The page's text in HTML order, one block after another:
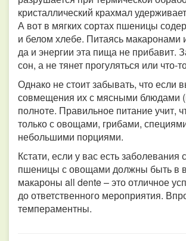
кристаллический крахмал
А вот в мягких сортах пшеницы
и белом хлебе. Питаясь макаронами
да и энергии эта пища не прибавит.
сон, а не тянет прогуляться или что-
Однако не стоит забывать, что если
совмещения их с мясными блюдами
полноте. Правильное питание учит,
только с овощами, грибами,
небольшими порциями.
Кстати, если у вас есть
пшеницы с овощами должны быть в
макароны all dente – это отличное
до ответственного мероприятия.
темпераментны.